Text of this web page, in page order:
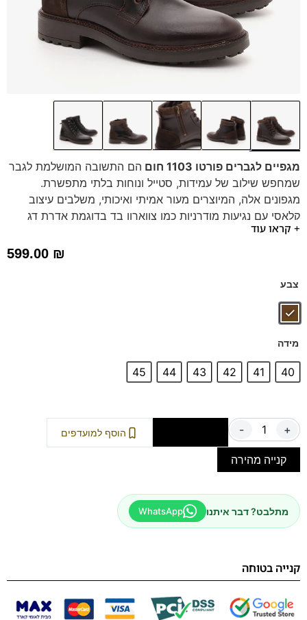
מגפיים לגברים פורטו 1103 חום
הם התשובה המושלמת לגבר
שמחפש שילוב של עמידות, סטייל ונוחות בלתי מתפשרת.
מגפונים אלה, המיוצרים מעור אמיתי ואיכותי, משלבים עיצוב
קלאסי עם נגיעות מודרניות כמו צווארון בד בדוגמת אדרת דג
ופאנל זמש אחורי.
מתאימים בקלות לגינס בסוף שבוע או
גלו את האיזון המושלם בין עיצוב לנוחות ובחרו את הזוג שילווה
+ קראו עוד
599.00 ₪
צבע
מידה
40
41
42
43
44
45
- + הוסף למועדפים
קנייה מהירה
מתלבט? דבר איתנו WhatsApp
קנייה בטוחה